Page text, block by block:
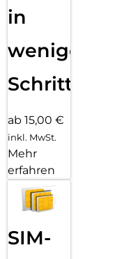
in
wenigen
Schritten
ab 15,00 €
inkl. MwSt.
Mehr
erfahren
SIM-